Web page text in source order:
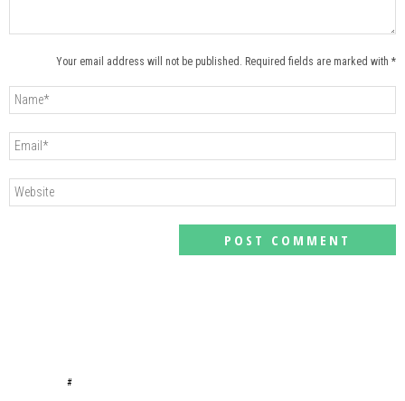
Your email address will not be published. Required fields are marked with *
#